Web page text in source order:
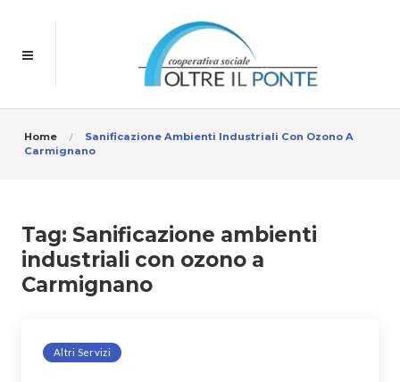
Home
Sanificazione Ambienti Industriali Con Ozono A
Carmignano
Tag: Sanificazione ambienti
industriali con ozono a
Carmignano
Altri Servizi